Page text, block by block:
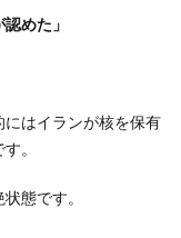
めた」
はイランが核を保有
。
態です。